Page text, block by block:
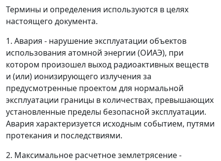
Термины и определения используются в целях
настоящего документа.
1. Авария - нарушение эксплуатации объектов
использования атомной энергии (ОИАЭ), при
котором произошел выход радиоактивных веществ
и (или) ионизирующего излучения за
предусмотренные проектом для нормальной
эксплуатации границы в количествах, превышающих
установленные пределы безопасной эксплуатации.
Авария характеризуется исходным событием, путями
протекания и последствиями.
2. Максимальное расчетное землетрясение-